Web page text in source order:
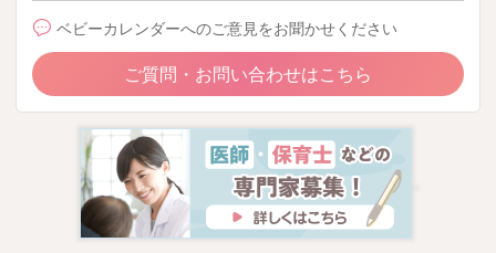
ベビーカレンダーへのご意見をお聞かせください
ご質問・お問い合わせはこちら